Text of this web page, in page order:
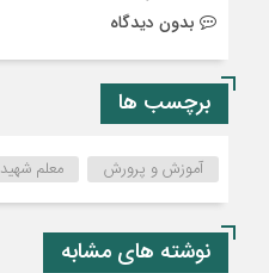
بدون دیدگاه
برچسب ها
آموزش و پرورش معلم شهید
نوشته های مشابه